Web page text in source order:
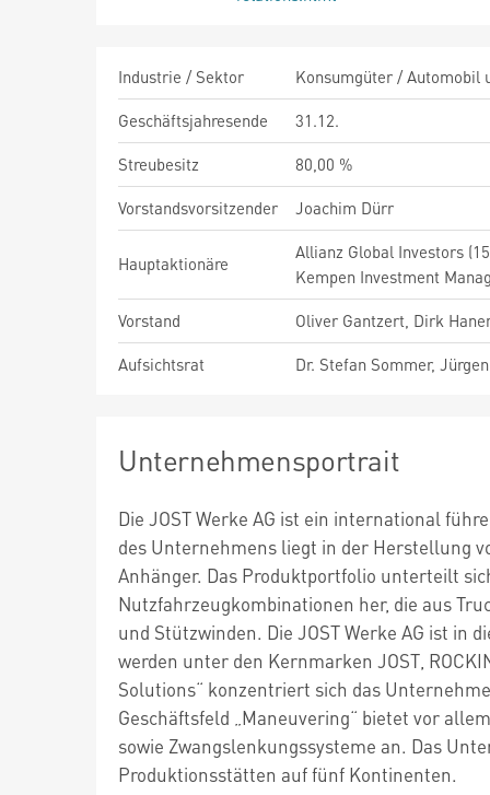
Industrie / Sektor
Konsumgüter / Automobil
Geschäftsjahresende
31.12.
Streubesitz
80,00 %
Vorstandsvorsitzender
Joachim Dürr
Hauptaktionäre
Allianz Global Investors
Kempen Investment
Vorstand
Oliver Gantzert, Dirk
Aufsichtsrat
Dr. Stefan Sommer,
Unternehmensportrait
Die JOST Werke AG ist ein international
des Unternehmens liegt in der Herstellung
Anhänger. Das Produktportfolio unterteilt
Nutzfahrzeugkombinationen her, die aus
und Stützwinden. Die JOST Werke AG ist in
werden unter den Kernmarken JOST,
Solutions“ konzentriert sich das
Geschäftsfeld „Maneuvering“ bietet vor
sowie Zwangslenkungssysteme an. Das
Produktionsstätten auf fünf Kontinenten.